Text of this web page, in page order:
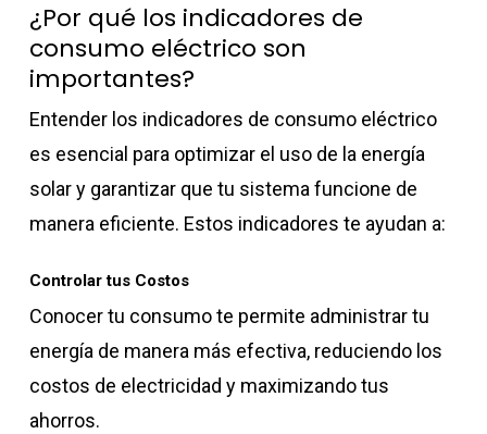
¿Por qué los indicadores de
consumo eléctrico son
importantes?
Entender los indicadores de consumo eléctrico
es esencial para optimizar el uso de la energía
solar y garantizar que tu sistema funcione de
manera eficiente. Estos indicadores te ayudan a:
Controlar tus Costos
Conocer tu consumo te permite administrar tu
energía de manera más efectiva, reduciendo los
costos de electricidad y maximizando tus
ahorros.